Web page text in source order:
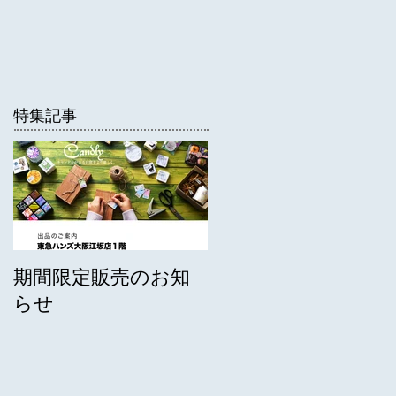
特集記事
期間限定販売のお知
らせ